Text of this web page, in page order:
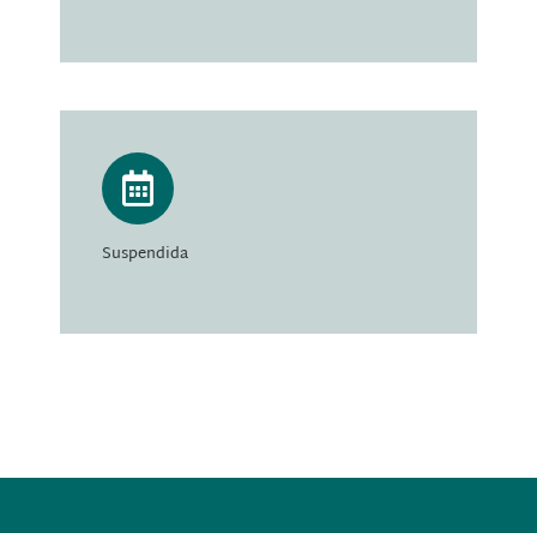
Suspendida